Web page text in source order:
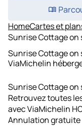
HomeCartes et
Sunrise Cottage on
Sunrise Cottage on
ViaMichelin
Sunrise Cottage on
Retrouvez toutes
avec ViaMichelin
Annulation gratuite